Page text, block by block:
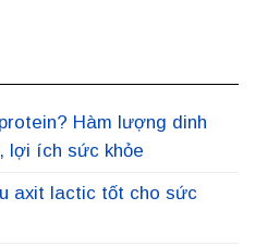
Hàm lượng dinh
lợi ích sức khỏe
axit lactic tốt cho sức